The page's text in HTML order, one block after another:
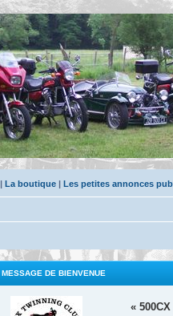
| La boutique | Les petites annonces
MESSAGE DE BIENVENUE
«